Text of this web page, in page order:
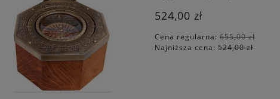
524,00 zł
Cena regularna: 655,00 zł
Najniższa cena:524,00 zł